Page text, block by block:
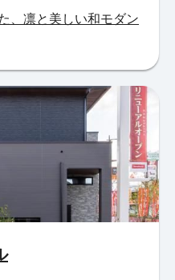
、凛と美しい和モダン